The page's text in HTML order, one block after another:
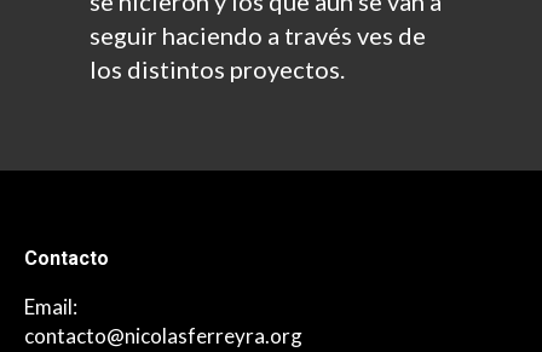
seguir haciendo a través ves de
los distintos proyectos.
Contacto
Email:
contacto@nicolasferreyra.org